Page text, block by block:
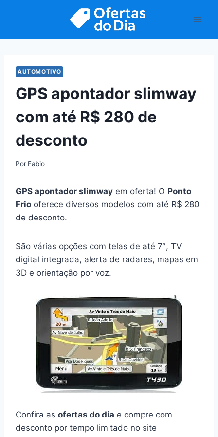
AUTOMOTIVO
GPS apontador slimway
com até R$ 280 de
desconto
Por Fabio
GPS apontador slimway em oferta! O Ponto
Frio oferece diversos modelos com até R$ 280
de desconto.
São várias opções com telas de até 7″, TV
digital integrada, alerta de radares, mapas em
3D e orientação por voz.
Confira as ofertas do dia e compre com
desconto por tempo limitado no site